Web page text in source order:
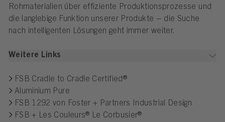
Rohmaterialien über effiziente Produktionsprozesse und
die langlebige Funktion unserer Produkte – die Suche
nach intelligenten Lösungen geht immer weiter.
Weitere Links
FSB Cradle to Cradle Certified®
Aluminium Pure
FSB 1292 von Foster + Partners Industrial Design
FSB + Les Couleurs® Le Corbusier®